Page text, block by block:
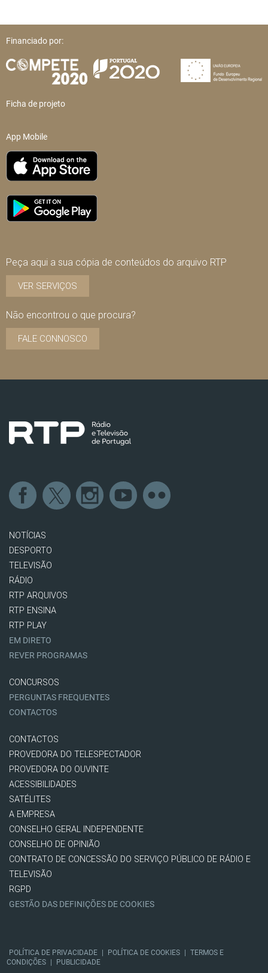
Financiado por:
Ficha de projeto
App Mobile
Peça aqui a sua cópia de conteúdos do arquivo RTP
VER SERVIÇOS
Não encontrou o que procura?
FALE CONNOSCO
NOTÍCIAS
DESPORTO
TELEVISÃO
RÁDIO
RTP ARQUIVOS
RTP ENSINA
RTP PLAY
EM DIRETO
REVER PROGRAMAS
CONCURSOS
PERGUNTAS FREQUENTES
CONTACTOS
CONTACTOS
PROVEDORA DO TELESPECTADOR
PROVEDORA DO OUVINTE
ACESSIBILIDADES
SATÉLITES
A EMPRESA
CONSELHO GERAL INDEPENDENTE
CONSELHO DE OPINIÃO
CONTRATO DE CONCESSÃO DO SERVIÇO PÚBLICO DE RÁDIO E
TELEVISÃO
RGPD
GESTÃO DAS DEFINIÇÕES DE COOKIES
POLÍTICA DE PRIVACIDADE POLÍTICA DE COOKIES
TERMOS E
CONDIÇÕES
PUBLICIDADE